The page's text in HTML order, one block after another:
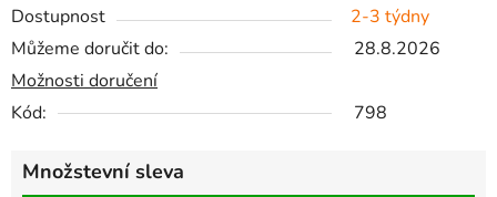
Dostupnost
2-3 týdny
Můžeme doručit do:
28.8.2026
Možnosti doručení
Kód:
798
Množstevní sleva